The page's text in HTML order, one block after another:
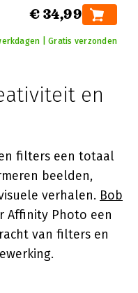
€ 34,99
| Gratis verzonden
en
filters een totaal
beelden,
verhalen. Bob
Affinity Photo een
van filters en